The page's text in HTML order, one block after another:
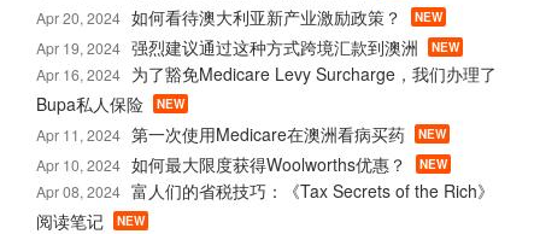
Apr 20, 2024 如何看待澳大利亚新产业激励政策？ NEW
Apr 19, 2024 强烈建议通过这种方式跨境汇款到澳洲 NEW
Apr 16, 2024 为了豁免Medicare Levy Surcharge，我们办理了
Bupa私人保险
NEW
Apr 11, 2024 第一次使用Medicare在澳洲看病买药 NEW
Apr 10, 2024 如何最大限度获得Woolworths优惠？ NEW
Apr 08, 2024 富人们的省税技巧：《Tax Secrets of the Rich》
阅读笔记
NEW